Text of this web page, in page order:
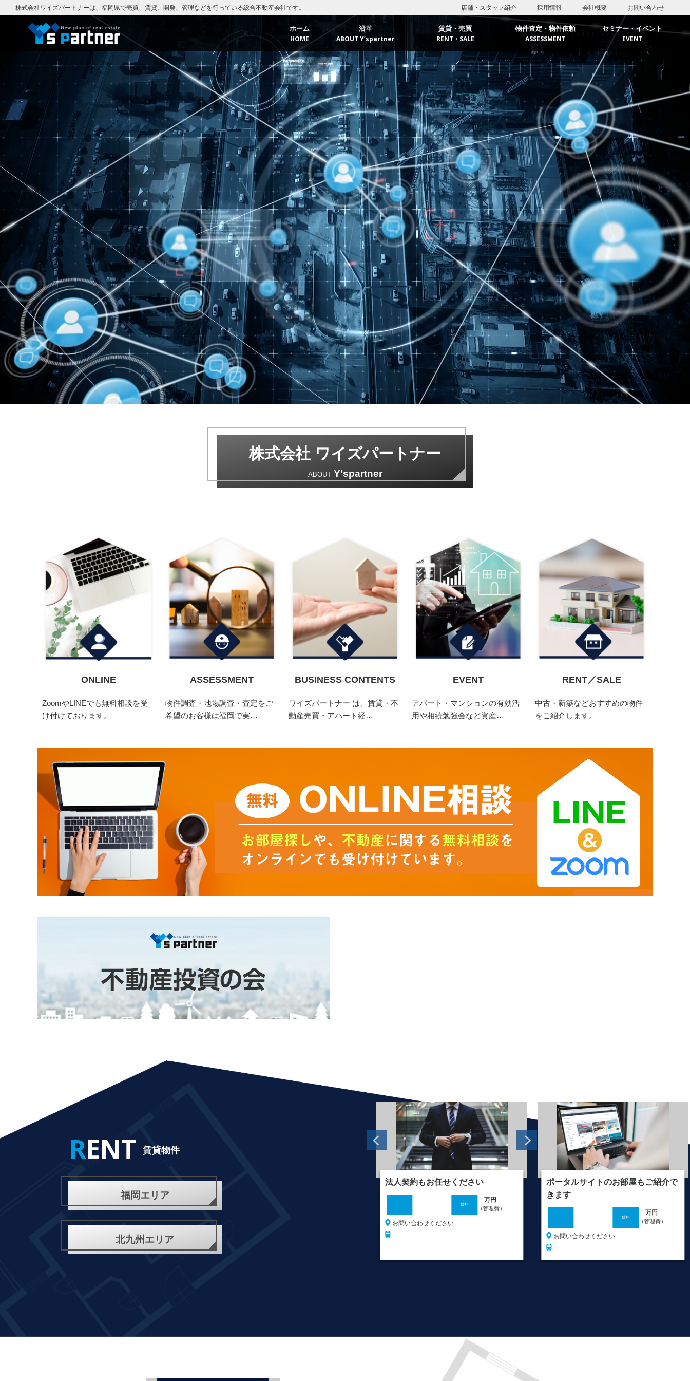
株式会社ワイズパートナーは、福岡県で売買、賃貸、開発、管理などを行っている総合不動産会社です。 店舗・スタッフ紹介 採用情報 会社概要 お問い合わせ
ホーム
HOME
沿革
ABOUT Y’spartner
賃貸・売買
RENT・SALE
福岡エリア
北九州エリア
物件査定・物件依頼
ASSESSMENT
セミナー・イベント
EVENT
株式会社 ワイズパートナー
ABOUTY'spartner
ONLINE
ZoomやLINEでも無料相談を受
け付けております。
ASSESSMENT
物件調査・地場調査・査定をご
希望のお客様は福岡で実…
BUSINESS CONTENTS
ワイズパートナー は、賃貸・不
動産売買・アパート経…
EVENT
アパート・マンションの有効活
用や相続勉強会など資産…
RENT／SALE
中古・新築などおすすめの物件
をご紹介します。
RENT 賃貸物件
福岡エリア
北九州エリア
ポータルサイトのお部屋もご紹介で
（管理費）
お問い合わせください
法人契約もお任せください
賃料
万円
（管理費）
お問い合わせください
ポータルサイトのお部屋もご紹介で
きます
賃料
万円
（管理費）
お問い合わせください